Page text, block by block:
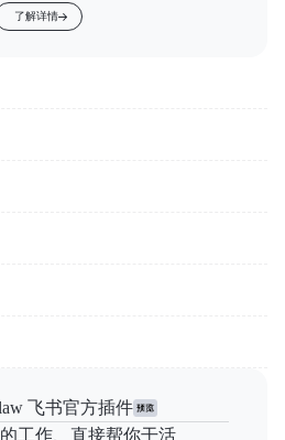
了解详情
飞书官方插件
工作、直接帮你干活